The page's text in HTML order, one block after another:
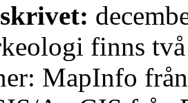
finns
MapInfo